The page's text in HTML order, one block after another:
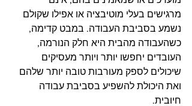
מרגישים בעלי מוטיבציה או אפילו שקולם
נשמע בסביבת העבודה. במבט קדימה,
כשהעבודה מהבית היא חלק הנורמה,
העובדים יחפשו יותר ויותר מעסיקים
שיכולים לספק מעורבות טובה יותר שלהם
ואת היכולת להשפיע בסביבת עבודה
חיובית.